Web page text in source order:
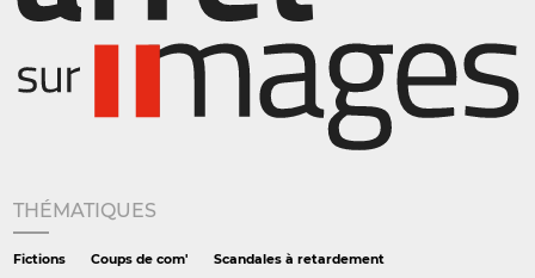
THÉMATIQUES
Fictions Coups de com'
Scandales à retardement